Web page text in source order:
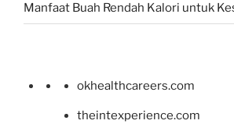
Manfaat Buah Rendah Kalori untuk
okhealthcareers.com
theintexperience.com